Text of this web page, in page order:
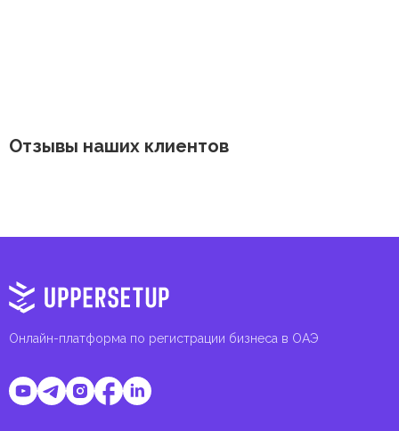
Отзывы наших клиентов
Онлайн-платформа по регистрации бизнеса в ОАЭ